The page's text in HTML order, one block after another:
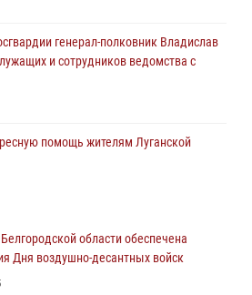
генерал-полковник Владислав
и сотрудников ведомства с
помощь жителям Луганской
Росгвардии с
области обеспечена
Дня воздушно-десантных войск